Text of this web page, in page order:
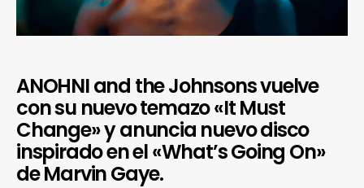
ANOHNI and the Johnsons vuelve
con su nuevo temazo «It Must
Change» y anuncia nuevo disco
inspirado en el «What’s Going On»
de Marvin Gaye.